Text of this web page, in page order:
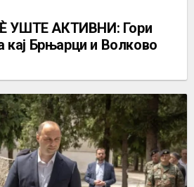
УШТЕ АКТИВНИ: Гори
кај Брњарци и Волково